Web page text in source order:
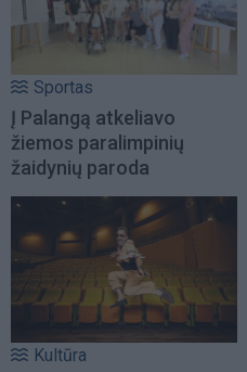
Sportas
Į Palangą atkeliavo
žiemos paralimpinių
žaidynių paroda
Kultūra